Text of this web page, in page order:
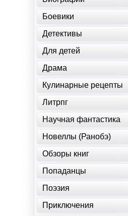
Боевики
Детективы
Для детей
Драма
Кулинарные рецепты
Литрпг
Научная фантастика
Новеллы (Ранобэ)
Обзоры книг
Попаданцы
Поэзия
Приключения